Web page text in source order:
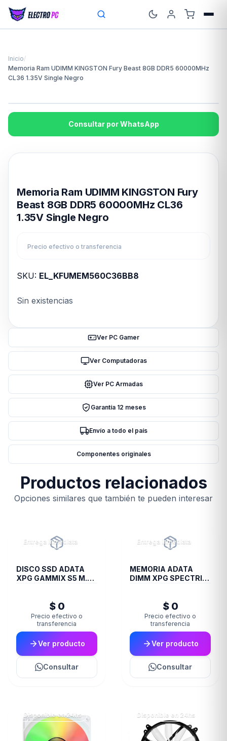
Inicio/
Memoria Ram UDIMM KINGSTON Fury Beast 8GB DDR5 60000MHz
CL36 1.35V Single Negro
Consultar por WhatsApp
Memoria Ram UDIMM KINGSTON Fury
Beast 8GB DDR5 60000MHz CL36
1.35V Single Negro
Precio efectivo o transferencia
SKU: EL_KFUMEM560C36BB8
Sin existencias
Ver PC Gamer
Ver Computadoras
Ver PC Armadas
Garantía 12 meses
Envío a todo el país
Componentes originales
Productos relacionados
Opciones similares que también te pueden interesar
Entrega inmediata
DISCO SSD ADATA
XPG GAMMIX S5 M.2
$ 0
Precio efectivo o
transferencia
Ver producto
Consultar
Entrega inmediata
MEMORIA ADATA
DIMM XPG SPECTRIX
$ 0
Precio efectivo o
transferencia
Ver producto
Consultar
Disponible en 24hs Disponible en 24hs